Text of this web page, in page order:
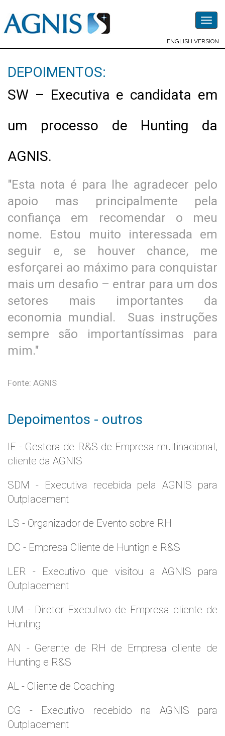
ENGLISH VERSION
DEPOIMENTOS:
SW – Executiva e candidata em
um processo de Hunting da
AGNIS.
"Esta nota é para lhe agradecer pelo
apoio mas principalmente pela
confiança em recomendar o meu
nome. Estou muito interessada em
seguir e, se houver chance, me
esforçarei ao máximo para conquistar
mais um desafio – entrar para um dos
setores mais importantes da
economia mundial. Suas instruções
sempre são importantíssimas para
mim."
Fonte: AGNIS
Depoimentos - outros
IE - Gestora de R&S de Empresa multinacional,
cliente da AGNIS
SDM - Executiva recebida pela AGNIS para
Outplacement
LS - Organizador de Evento sobre RH
DC - Empresa Cliente de Huntign e R&S
LER - Executivo que visitou a AGNIS para
Outplacement
UM - Diretor Executivo de Empresa cliente de
Hunting
AN - Gerente de RH de Empresa cliente de
Hunting e R&S
AL - Cliente de Coaching
CG - Executivo recebido na AGNIS para
Outplacement